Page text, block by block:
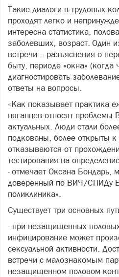
Такие диалоги в трудовых
проходят легко и
интересна статистика,
заболевших, возраст. Один
встречи – разъяснения о
быту, периоде «окна»
диагностировать
ответы на вопросы.
«Как показывает практика
няганцев относят
актуальных. Люди стали
подкованы, более открыты к
отказываются от
тестирования на
- отмечает Оксана Бондарь,
доверенный по ВИЧ/СПИДу
поликлиника».
Существует три основных
- при незащищенных
инфицирование может
сексуальной активности.
встречи с малознакомым
незащищенном половом